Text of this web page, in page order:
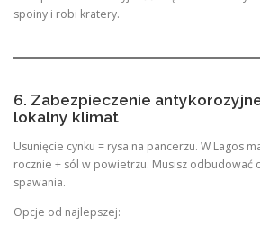
spoiny i robi kratery.
6. Zabezpieczenie
lokalny klimat
Usunięcie cynku = rysa na pancerzu. W Lagos
rocznie + sól w powietrzu. Musisz odbudować
spawania.
Opcje od najlepszej: